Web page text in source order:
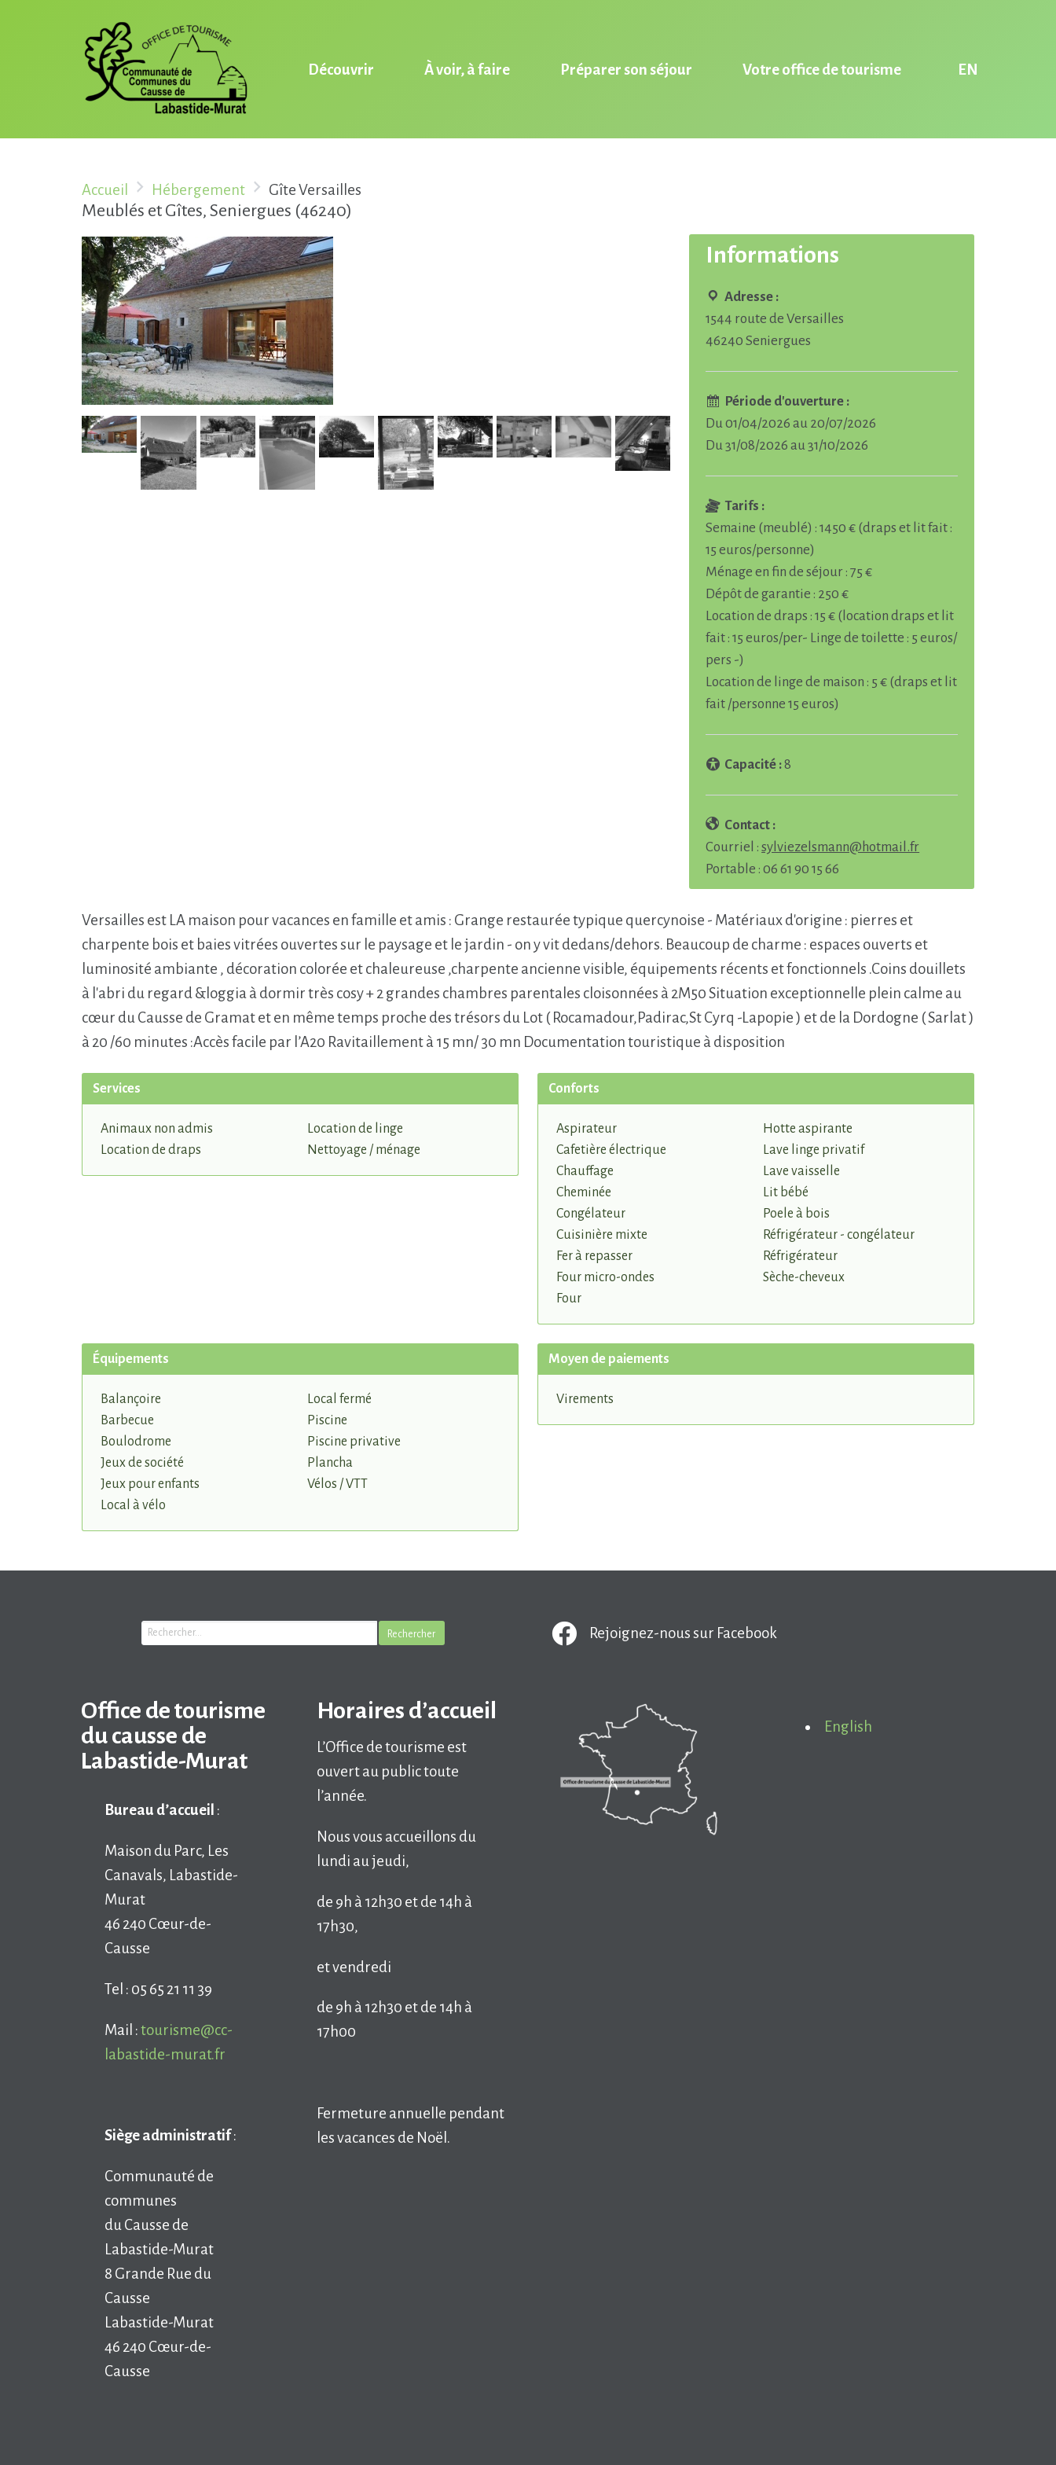
Découvrir À voir, à faire Préparer son séjour Votre office de tourisme
Accueil Hébergement Gîte Versailles
Meublés et Gîtes, Seniergues (46240)
Informations
Adresse :
1544 route de Versailles
46240 Seniergues
Période d'ouverture :
Du 01/04/2026 au 20/07/2026
Du 31/08/2026 au 31/10/2026
Tarifs :
Semaine (meublé) : 1450 € (draps et lit fait :
15 euros/personne)
Ménage en fin de séjour : 75 €
Dépôt de garantie : 250 €
Location de draps : 15 € (location draps et lit
fait : 15 euros/per- Linge de toilette : 5 euros/
pers -)
Location de linge de maison : 5 € (draps et lit
fait /personne 15 euros)
Capacité :8
Contact :
Courriel :sylviezelsmann@hotmail.fr
Portable : 06 61 90 15 66
Versailles est LA maison pour vacances en famille et amis : Grange restaurée typique quercynoise - Matériaux d'origine : pierres et
charpente bois et baies vitrées ouvertes sur le paysage et le jardin - on y vit dedans/dehors. Beaucoup de charme : espaces ouverts et
luminosité ambiante , décoration colorée et chaleureuse ,charpente ancienne visible, équipements récents et fonctionnels .Coins douillets
à l'abri du regard &loggia à dormir très cosy + 2 grandes chambres parentales cloisonnées à 2M50 Situation exceptionnelle plein calme au
cœur du Causse de Gramat et en même temps proche des trésors du Lot ( Rocamadour,Padirac,St Cyrq -Lapopie ) et de la Dordogne ( Sarlat )
à 20 /60 minutes :Accès facile par l’A20 Ravitaillement à 15 mn/ 30 mn Documentation touristique à disposition
Services
Animaux non admis
Location de draps
Location de linge
Nettoyage / ménage
Conforts
Aspirateur
Cafetière électrique
Chauffage
Cheminée
Congélateur
Cuisinière mixte
Fer à repasser
Four micro-ondes
Four
Hotte aspirante
Lave linge privatif
Lave vaisselle
Lit bébé
Poele à bois
Réfrigérateur - congélateur
Réfrigérateur
Sèche-cheveux
Équipements
Balançoire
Barbecue
Boulodrome
Jeux de société
Jeux pour enfants
Local à vélo
Local fermé
Piscine
Piscine privative
Plancha
Vélos / VTT
Moyen de paiements
Virements
Rejoignez-nous sur Facebook
Office de tourisme
du causse de
Labastide-Murat
Bureau d’accueil :
Maison du Parc, Les
Canavals, Labastide-
Murat
46 240 Cœur-de-
Causse
Tel : 05 65 21 11 39
Mail :tourisme@cc-
labastide-murat.fr
Siège administratif:
Communauté de
communes
du Causse de
Labastide-Murat
8 Grande Rue du
Causse
Labastide-Murat
46 240 Cœur-de-
Causse
Horaires d’accueil
L’Office de tourisme est
ouvert au public toute
l’année.
Nous vous accueillons du
lundi au jeudi,
de 9h à 12h30 et de 14h à
17h30,
et vendredi
de 9h à 12h30 et de 14h à
17h00
Fermeture annuelle pendant
les vacances de Noël.
English